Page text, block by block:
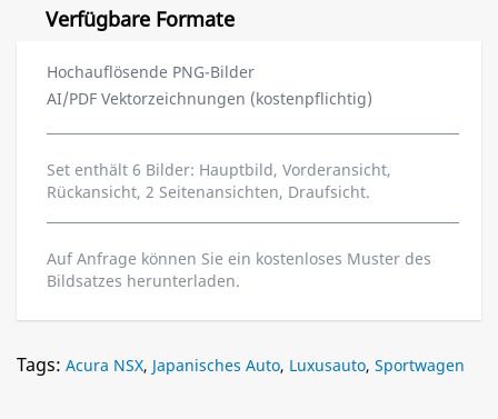
Verfügbare Formate
Hochauflösende PNG-Bilder
AI/PDF Vektorzeichnungen (kostenpflichtig)
Set enthält 6 Bilder: Hauptbild, Vorderansicht,
Rückansicht, 2 Seitenansichten, Draufsicht.
Auf Anfrage können Sie ein kostenloses Muster des
Bildsatzes herunterladen.
Tags: Acura NSX, Japanisches Auto, Luxusauto, Sportwagen